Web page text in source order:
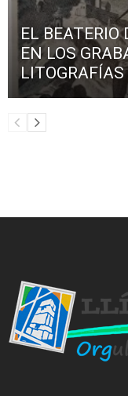
EL BEATERIO
EN LOS
LITOGRAFÍAS